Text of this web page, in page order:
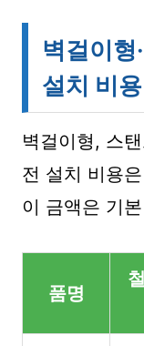
벽걸이형
설치 비
벽걸이형, 스
전 설치 비용
이 금액은 기
품명